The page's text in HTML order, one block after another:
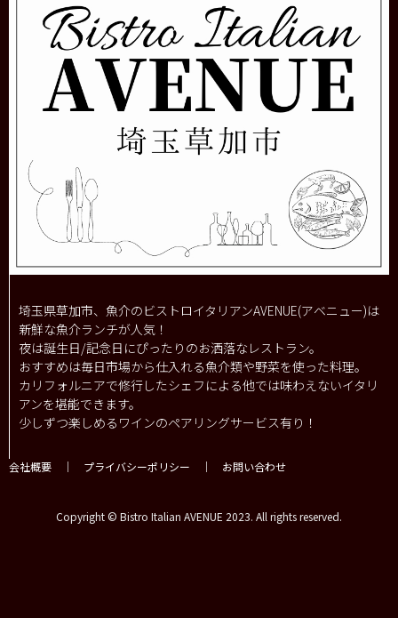
埼玉県草加市、魚介のビストロイタリアンAVENUE(アベニュー)は
新鮮な魚介ランチが人気！
夜は誕生日/記念日にぴったりのお洒落なレストラン。
おすすめは毎日市場から仕入れる魚介類や野菜を使った料理。
カリフォルニアで修行したシェフによる他では味わえないイタリ
アンを堪能できます。
少しずつ楽しめるワインのペアリングサービス有り！
会社概要 ｜ プライバシーポリシー ｜ お問い合わせ
Copyright © Bistro Italian AVENUE 2023. All rights reserved.